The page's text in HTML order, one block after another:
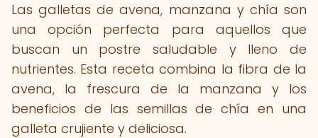
Las galletas de avena, manzana y chía son
una opción perfecta para aquellos que
buscan un postre saludable y lleno de
nutrientes. Esta receta combina la fibra de la
avena, la frescura de la manzana y los
beneficios de las semillas de chía en una
galleta crujiente y deliciosa.